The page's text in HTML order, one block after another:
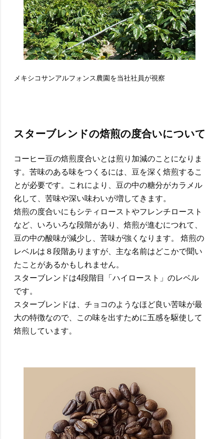
メキシコサンアルフォンス農園を当社社員が視察
スターブレンドの焙煎の度合いについて
コーヒー豆の焙煎度合いとは煎り加減のことになりま
す。苦味のある味をつくるには、豆を深く焙煎するこ
とが必要です。これにより、豆の中の糖分がカラメル
化して、苦味や深い味わいが増してきます。
焙煎の度合いにもシティローストやフレンチロースト
など、いろいろな段階があり、焙煎が進むにつれて、
豆の中の酸味が減少し、苦味が強くなります。 焙煎の
レベルは８段階ありますが、主な名前はどこかで聞い
たことがあるかもしれません。
スターブレンドは4段階目「ハイロースト」のレベル
です。
スターブレンドは、チョコのようなほど良い苦味が最
大の特徴なので、この味を出すために五感を駆使して
焙煎しています。